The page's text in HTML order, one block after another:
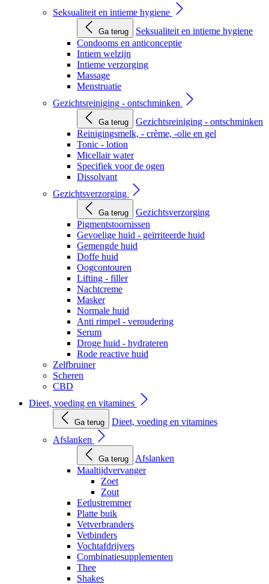
Seksualiteit en intieme hygiene
Ga terug
Seksualiteit en intieme hygiene
Condooms en anticonceptie
Intiem welzijn
Intieme verzorging
Massage
Menstruatie
Gezichtsreiniging - ontschminken
Ga terug
Gezichtsreiniging - ontschminken
Reinigingsmelk, - crème, -olie en gel
Tonic - lotion
Micellair water
Specifiek voor de ogen
Dissolvant
Gezichtsverzorging
Ga terug
Gezichtsverzorging
Pigmentstoornissen
Gevoelige huid - geïrriteerde huid
Gemengde huid
Doffe huid
Oogcontouren
Lifting - filler
Nachtcreme
Masker
Normale huid
Anti rimpel - veroudering
Serum
Droge huid - hydrateren
Rode reactive huid
Zelfbruiner
Scheren
CBD
Dieet, voeding en vitamines
Ga terug
Dieet, voeding en vitamines
Afslanken
Ga terug
Afslanken
Maaltijdvervanger
Zoet
Zout
Eetlustremmer
Platte buik
Vetverbranders
Vetbinders
Vochtafdrijvers
Combinatiesupplementen
Thee
Shakes